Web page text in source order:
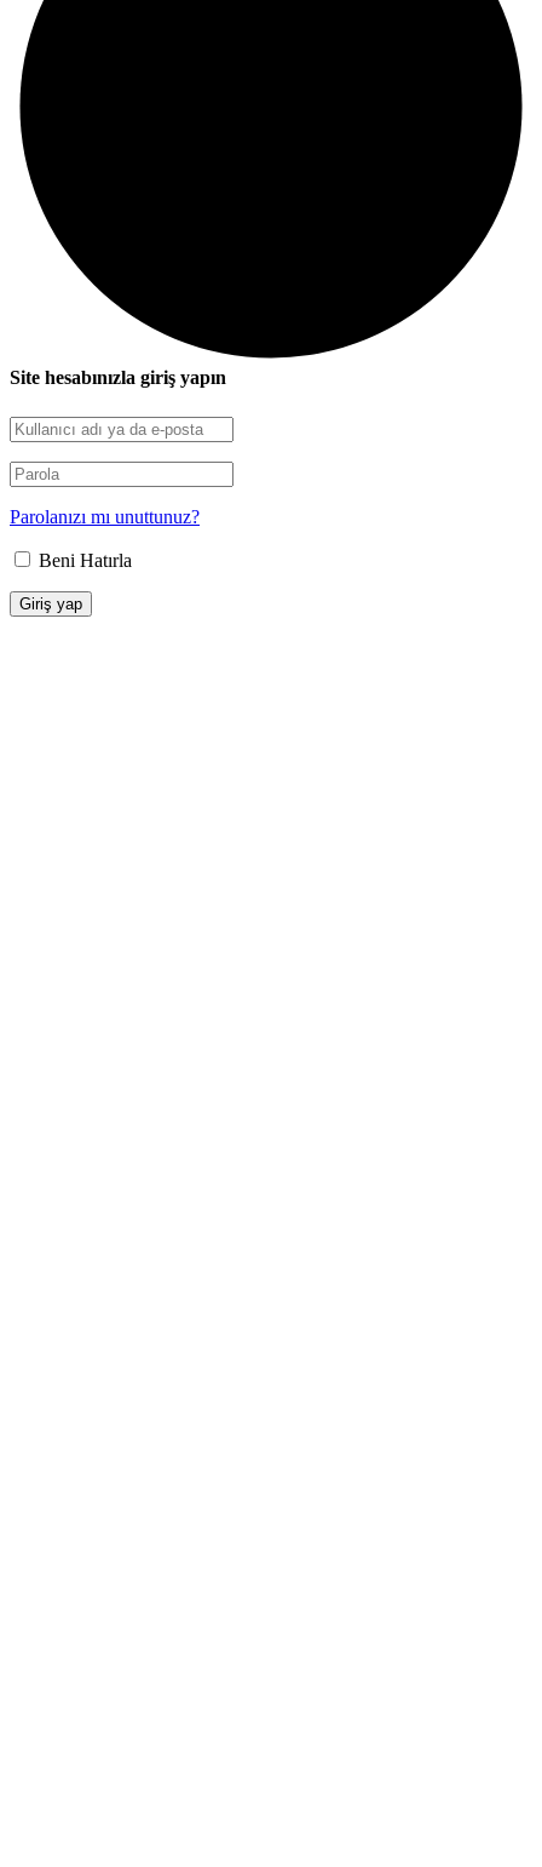
Site hesabınızla giriş yapın
Parolanızı mı unuttunuz?
Beni Hatırla